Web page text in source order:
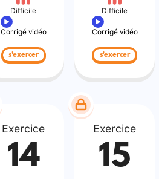
Difficile
Corrigé vidéo
s'exercer
Difficile
Corrigé vidéo
s'exercer
Exercice
14
Exercice
15